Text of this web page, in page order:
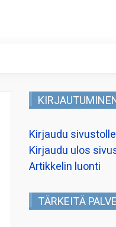
Kirjaudu sivustolle
Kirjaudu ulos
Artikkelin luonti
TÄRKEITÄ